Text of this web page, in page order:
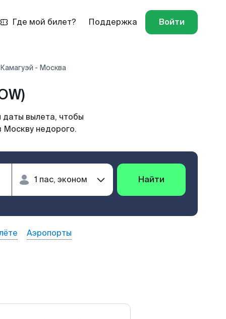
Где мой билет? Поддержка Войти
- Москва
вылета, чтобы
Москву недорого.
Найти
Аэропорты